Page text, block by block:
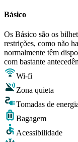
Básico
Os Básico são os
restrições, como não
normalmente têm
com bastante
Wi-fi
Zona quieta
Tomadas de
Bagagem
Acessibilidade